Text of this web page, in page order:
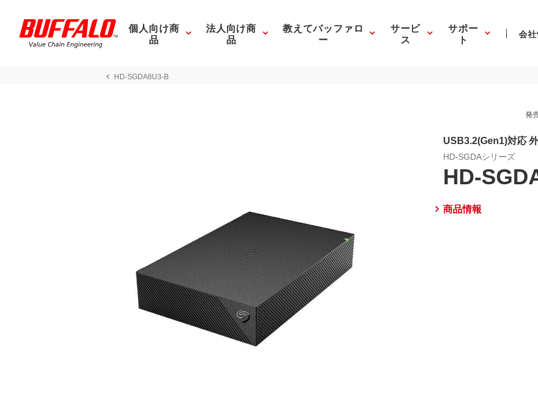
個人向け商
品
法人向け商
品
教えてバッファロ
ー
サービ
ス
サポー
ト 会
HD-SGDA8U3-B
発
USB3.2(Gen1)対応
HD-SGDAシリーズ
HD-
商品情報